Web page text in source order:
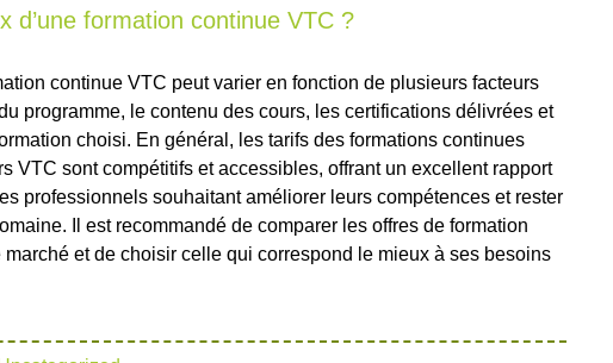
d’une formation continue VTC ?
continue VTC peut varier en fonction de plusieurs facteurs
programme, le contenu des cours, les certifications délivrées et
choisi. En général, les tarifs des formations continues
VTC sont compétitifs et accessibles, offrant un excellent rapport
professionnels souhaitant améliorer leurs compétences et rester
Il est recommandé de comparer les offres de formation
et de choisir celle qui correspond le mieux à ses besoins